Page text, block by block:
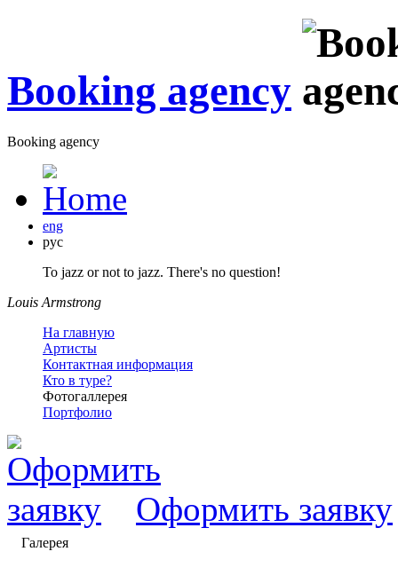
Booking agency
Booking agency
eng
рус
To jazz or not to jazz. There's no question!
Louis Armstrong
На главную
Артисты
Контактная информация
Кто в туре?
Фотогаллерея
Портфолио
Оформить заявку
Галерея